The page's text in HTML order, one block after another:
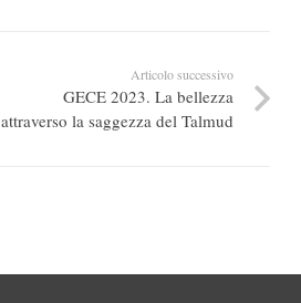
Articolo successivo
GECE 2023. La bellezza
attraverso la saggezza del Talmud